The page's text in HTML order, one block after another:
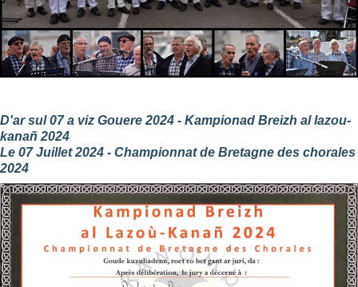
D'ar sul 07 a viz Gouere 2024 - Kampionad Breizh al lazou-
kanañ 2024
Le 07 Juillet 2024 - Championnat de Bretagne des chorales
2024